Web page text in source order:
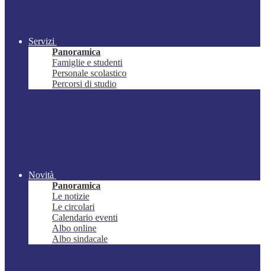
Servizi
Panoramica
Famiglie e studenti
Personale scolastico
Percorsi di studio
Novità
Panoramica
Le notizie
Le circolari
Calendario eventi
Albo online
Albo sindacale